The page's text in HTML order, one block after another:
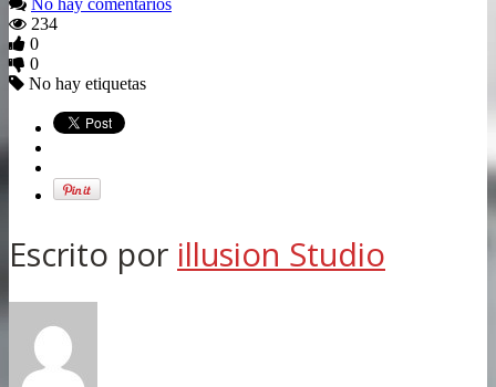
234
0
0
No hay etiquetas
Escrito por illusion Studio